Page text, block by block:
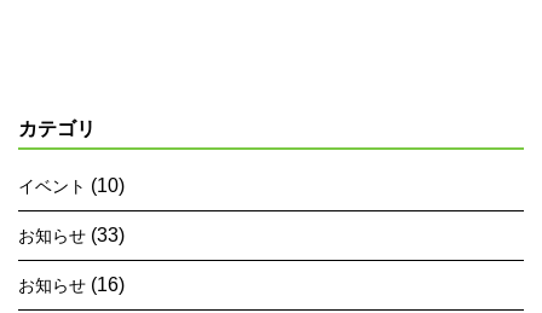
カテゴリ
イベント (10)
お知らせ (33)
お知らせ (16)